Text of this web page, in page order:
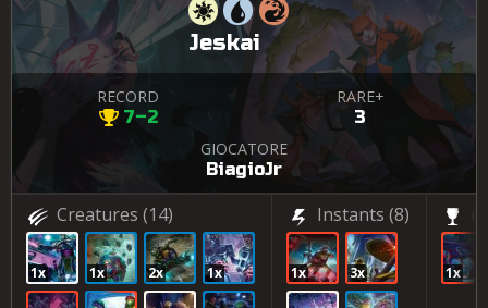
Jeskai
RECORD
7–2
RARE+
3
GIOCATORE
BiagioJr
Creatures (14)
1x 1x 2x 1x
Instants (8)
1x 3x 1x